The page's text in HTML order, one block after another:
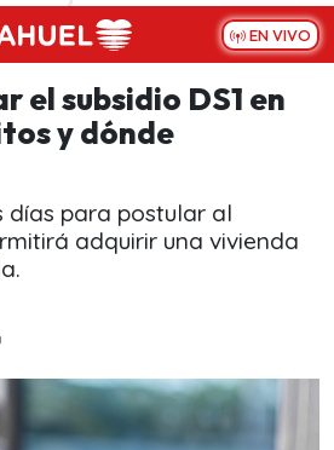
EN VIVO
el subsidio DS1 en
y dónde
días para postular al
adquirir una vivienda